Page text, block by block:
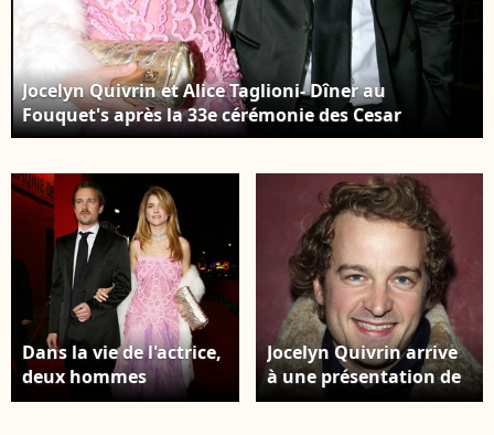
Jocelyn Quivrin et Alice Taglioni- Dîner au
Fouquet's après la 33e cérémonie des Cesar
Dans la vie de l'actrice,
deux hommes
comptent : Jocelyn
Jocelyn Quivrin arrive
à une présentation de
courts métrages